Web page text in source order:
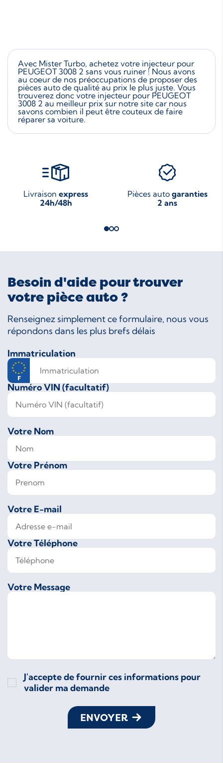
Avec Mister Turbo, achetez votre injecteur pour
PEUGEOT 3008 2 sans vous ruiner ! Nous avons
au coeur de nos préoccupations de proposer des
pièces auto de qualité au prix le plus juste. Vous
trouverez donc votre injecteur pour PEUGEOT
3008 2 au meilleur prix sur notre site car nous
savons combien il peut être couteux de faire
réparer sa voiture.
Livraison express
24h/48h
Pièces auto garanties
2 ans
Besoin d'aide pour trouver
votre pièce auto ?
Renseignez simplement ce formulaire, nous vous
répondons dans les plus brefs délais
Immatriculation
Numéro VIN (facultatif)
Votre Nom
Votre Prénom
Votre E-mail
Votre Téléphone
Votre Message
J'accepte de fournir ces informations pour
valider ma demande
ENVOYER